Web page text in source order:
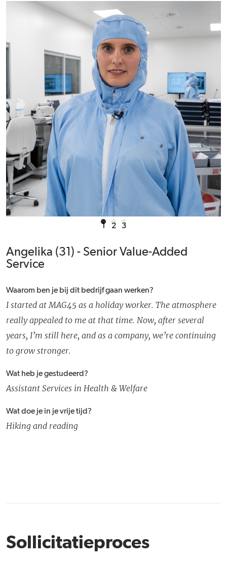
1 2 3
Angelika (31) - Senior Value-Added
Service
Waarom ben je bij dit bedrijf gaan werken?
I started at MAG45 as a holiday worker. The atmosphere
really appealed to me at that time. Now, after several
years, I’m still here, and as a company, we’re continuing
to grow stronger.
Wat heb je gestudeerd?
Assistant Services in Health & Welfare
Wat doe je in je vrije tijd?
Hiking and reading
Sollicitatieproces